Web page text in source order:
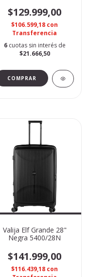
$129.999,00
$106.599,18 con
Transferencia
6 cuotas sin interés de
$21.666,50
Valija Elf Grande 28"
Negra 5400/28N
$141.999,00
$116.439,18 con